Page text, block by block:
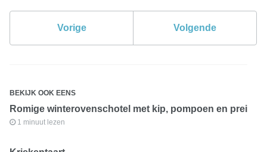
Vorige Volgende
BEKIJK OOK EENS
Romige winterovenschotel met kip, pompoen en prei
1 minuut lezen